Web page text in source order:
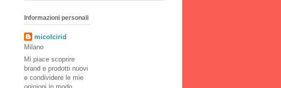
Informazioni personali
micolcirid
Milano
Mi piace scoprire
brand e prodotti nuovi
e condividere le mie